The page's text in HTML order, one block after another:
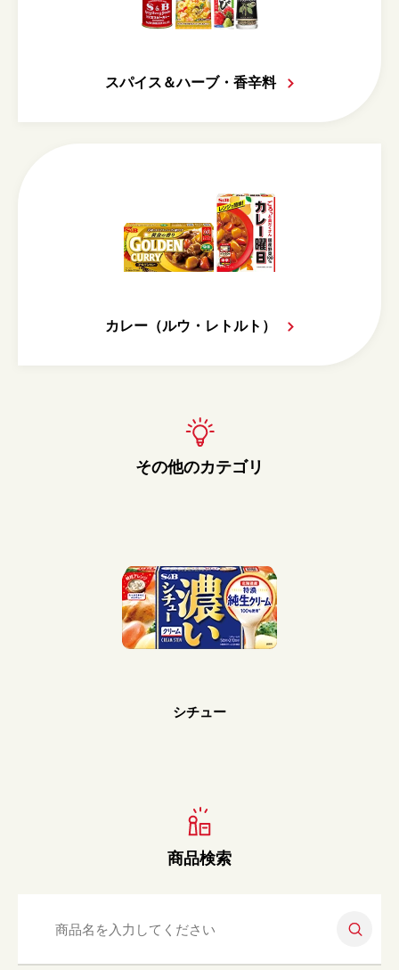
スパイス＆ハーブ・香辛料
カレー（ルウ・レトルト）
その他のカテゴリ
シチュー
商品検索